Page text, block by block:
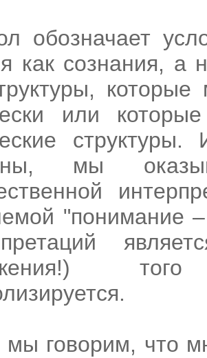
обозначает
как сознания, а
или
мы
"понимание
мы говорим, что